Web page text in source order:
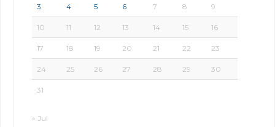
3 4 5 6 7 8 9
10 11 12 13 14 15 16
17 18 19 20 21 22 23
24 25 26 27 28 29 30
31
« Jul